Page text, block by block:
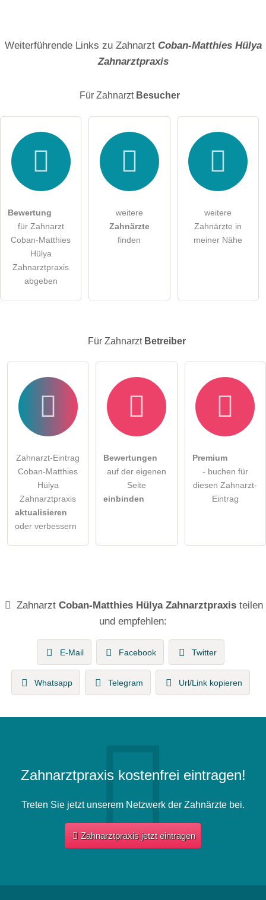
Hiermit akzeptiere ich die .
Die Datenschutzerklärunghabe ich zur Kenntnis genommen.
Klicken Sie hier um eine
Zahnarzt-Eintrag zu stellen
Weiterführende Links zu Zahnarzt Coban-Matthies Hülya
Zahnarztpraxis
Für Zahnarzt Besucher
Bewertung
für Zahnarzt
Coban-Matthies
Hülya
Zahnarztpraxis
abgeben
weitere
Zahnärzte
finden
weitere
Zahnärzte in
meiner Nähe
Für Zahnarzt Betreiber
Zahnarzt-Eintrag
Coban-Matthies
Hülya
Zahnarztpraxis
aktualisieren
oder verbessern
Bewertungen
auf der eigenen
Seite
einbinden
Premium
- buchen für
diesen Zahnarzt-
Eintrag
ZahnarztCoban-Matthies Hülya Zahnarztpraxis teilen
und empfehlen:
E-Mail Facebook Twitter
Whatsapp Telegram Url/Link kopieren
Zahnarztpraxis kostenfrei eintragen!
Treten Sie jetzt unserem Netzwerk der Zahnärzte bei.
Zahnarztpraxis jetzt eintragen